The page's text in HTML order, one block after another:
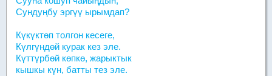
Сундуңбу эргүү ырымдап?
Күкүктөп толгон кесеге,
Күлгүндөй курак кез эле.
Күттүрбөй көпкө, жарыктык
кышкы күн, батты тез эле.